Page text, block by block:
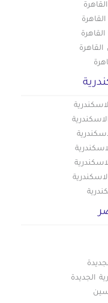
القاهرة
الجديدة